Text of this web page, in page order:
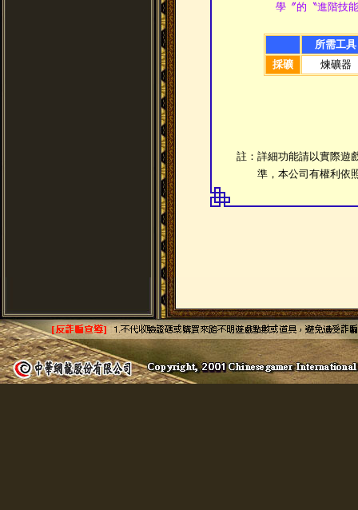
學〞的〝進階技
所需工具
採礦
煉礦器
註：詳細功能請以實際遊
準，本公司有權利依